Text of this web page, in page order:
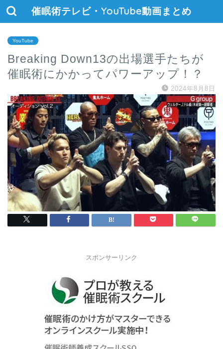
催眠術テレビ・YouTube動画まとめ
YouTube
Breaking Down13の出場選手たちが
催眠術にかかってパワーアップ！？
2024年8月8日
スポンサーリンク